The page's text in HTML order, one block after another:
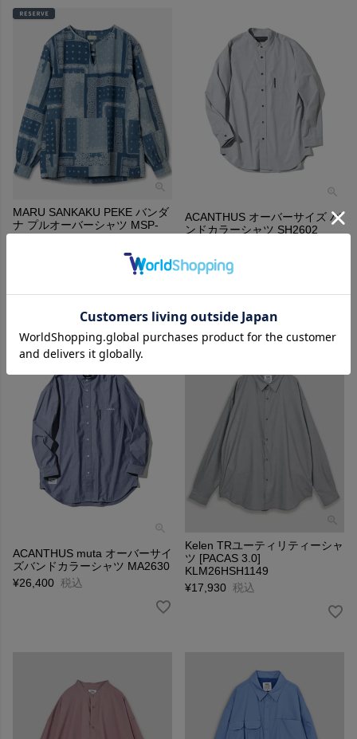
MARU SANKAKU PEKE バンダ
ナ プルオーバーシャツ MSP-
5035
ACANTHUS オーバーサイズ バ
ンドカラーシャツ SH2602
ACANTHUS muta オーバーサイ
ズバンドカラーシャツ MA2630
¥26,400 税込
Kelen TRユーティリティーシャ
ツ [PACAS 3.0]
KLM26HSH1149
¥17,930 税込